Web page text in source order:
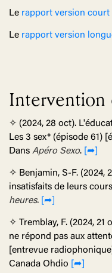
Le rapport version court
Le rapport version
Intervention
✧ (2024, 28 oct).
Les 3 sex* (épisode 61)
Dans Apéro Sexo. [➦]
✧ Benjamin, S-F. (2024,
insatisfaits de leurs
heures.
[➦]
✧ Tremblay, F. (2024, 21
ne répond pas aux
[entrevue
Canada Ohdio
[➦]